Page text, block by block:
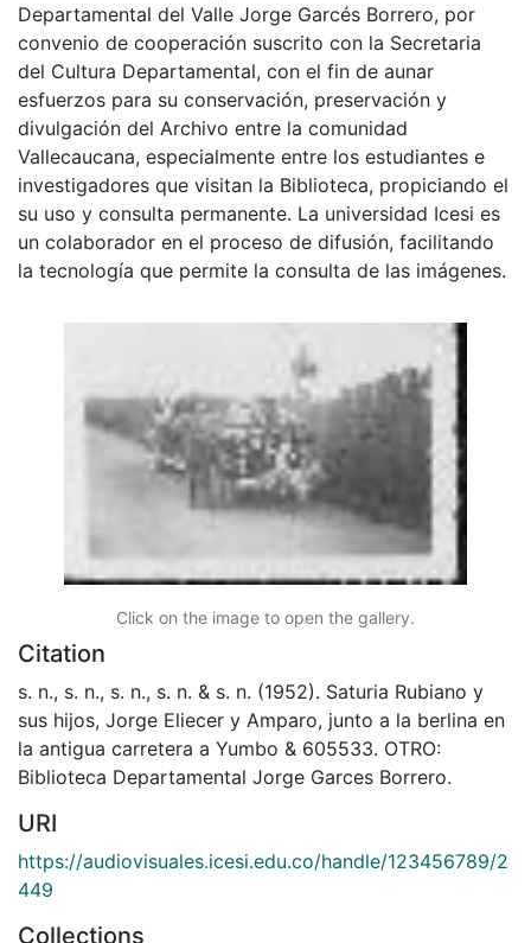
Departamental del Valle Jorge Garcés Borrero, por
convenio de cooperación suscrito con la Secretaria
del Cultura Departamental, con el fin de aunar
esfuerzos para su conservación, preservación y
divulgación del Archivo entre la comunidad
Vallecaucana, especialmente entre los estudiantes e
investigadores que visitan la Biblioteca, propiciando el
su uso y consulta permanente. La universidad Icesi es
un colaborador en el proceso de difusión, facilitando
la tecnología que permite la consulta de las imágenes.
Click on the image to open the gallery.
Citation
s. n., s. n., s. n., s. n. & s. n. (1952). Saturia Rubiano y
sus hijos, Jorge Eliecer y Amparo, junto a la berlina en
la antigua carretera a Yumbo & 605533. OTRO:
Biblioteca Departamental Jorge Garces Borrero.
URI
https://audiovisuales.icesi.edu.co/handle/123456789/2
449
Collections